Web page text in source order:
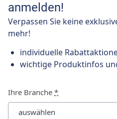
anmelden!
Verpassen Sie keine
mehr!
individuelle
wichtige Produktinfos
Ihre Branche *